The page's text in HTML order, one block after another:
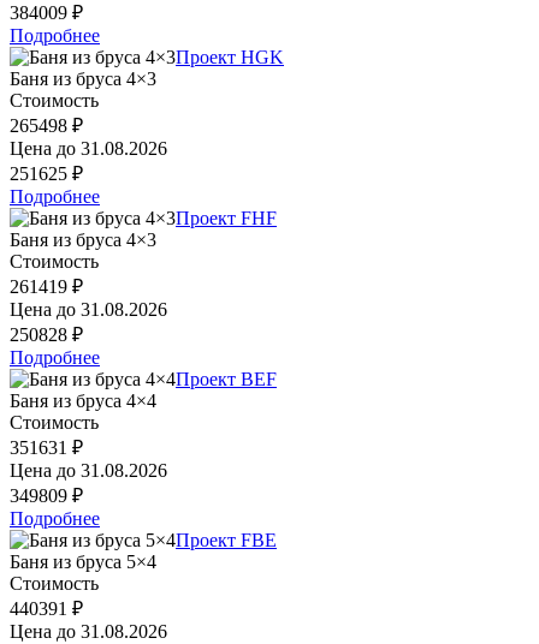
384009 ₽
Подробнее
Проект HGK
Баня из бруса 4×3
Стоимость
265498 ₽
Цена до 31.08.2026
251625 ₽
Подробнее
Проект FHF
Баня из бруса 4×3
Стоимость
261419 ₽
Цена до 31.08.2026
250828 ₽
Подробнее
Проект BEF
Баня из бруса 4×4
Стоимость
351631 ₽
Цена до 31.08.2026
349809 ₽
Подробнее
Проект FBE
Баня из бруса 5×4
Стоимость
440391 ₽
Цена до 31.08.2026